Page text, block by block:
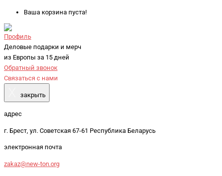
Ваша корзина пуста!
Профиль
Деловые подарки и мерч
из Европы за 15 дней
Обратный звонок
Связаться с нами
закрыть
адрес
г. Брест, ул. Советская 67-61 Республика Беларусь
электронная почта
zakaz@new-ton.org